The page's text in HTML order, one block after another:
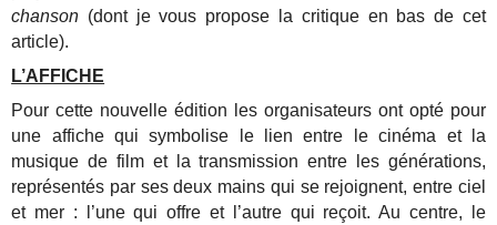
chanson (dont je vous propose la critique en bas de cet
article).
L’AFFICHE
Pour cette nouvelle édition les organisateurs ont opté pour
une affiche qui symbolise le lien entre le cinéma et la
musique de film et la transmission entre les générations,
représentés par ses deux mains qui se rejoignent, entre ciel
et mer : l’une qui offre et l’autre qui reçoit. Au centre, le